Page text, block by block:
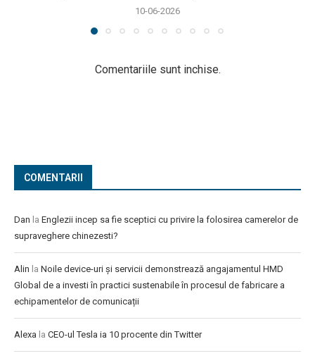
10-06-2026
Comentariile sunt inchise.
COMENTARII
Dan la Englezii incep sa fie sceptici cu privire la folosirea camerelor de
supraveghere chinezesti?
Alin la Noile device-uri și servicii demonstrează angajamentul HMD
Global de a investi în practici sustenabile în procesul de fabricare a
echipamentelor de comunicații
Alexa la CEO-ul Tesla ia 10 procente din Twitter